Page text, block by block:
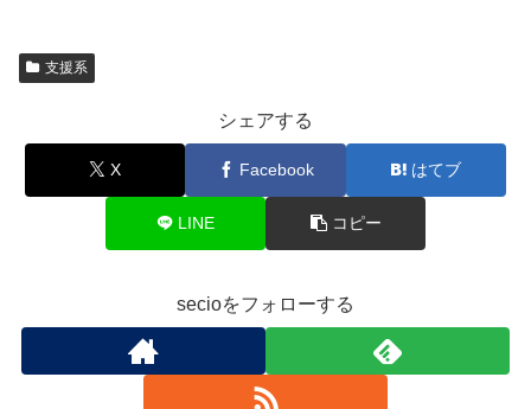
支援系
シェアする
X Facebook はてブ
LINE コピー
secioをフォローする